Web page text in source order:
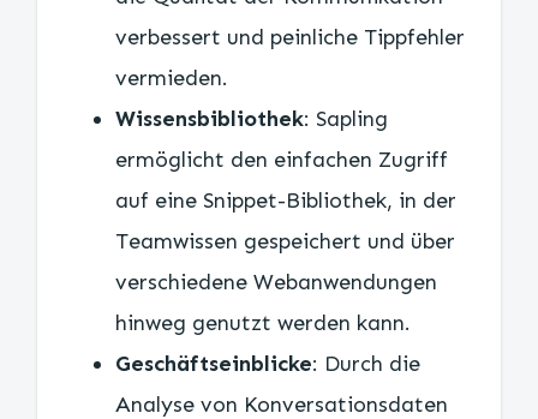
verbessert und peinliche Tippfehler
vermieden.
Wissensbibliothek: Sapling
ermöglicht den einfachen Zugriff
auf eine Snippet-Bibliothek, in der
Teamwissen gespeichert und über
verschiedene Webanwendungen
hinweg genutzt werden kann.
Geschäftseinblicke: Durch die
Analyse von Konversationsdaten